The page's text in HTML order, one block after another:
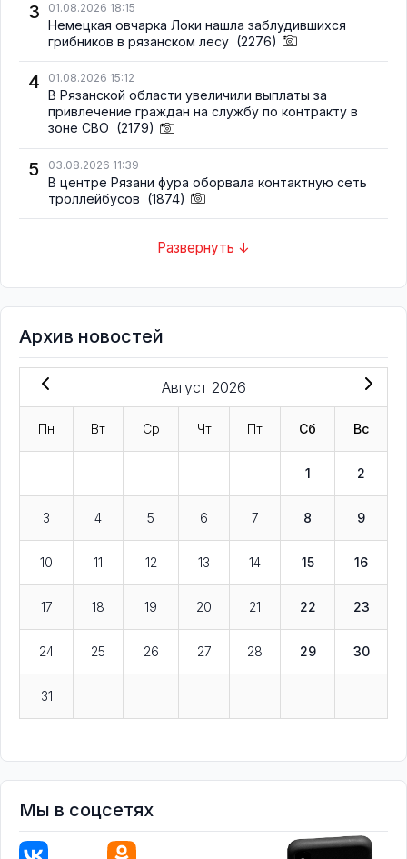
3 01.08.2026 18:15
Немецкая овчарка Локи нашла заблудившихся
грибников в рязанском лесу (2276)
4 01.08.2026 15:12
В Рязанской области увеличили выплаты за
привлечение граждан на службу по контракту в
зоне СВО (2179)
5 03.08.2026 11:39
В центре Рязани фура оборвала контактную сеть
троллейбусов (1874)
Развернуть ↓
Архив новостей
Август 2026
Пн Вт Ср Чт Пт Сб Вс
1 2
3 4 5 6 7 8 9
10 11 12 13 14 15 16
17 18 19 20 21 22 23
24 25 26 27 28 29 30
31
Мы в соцсетях